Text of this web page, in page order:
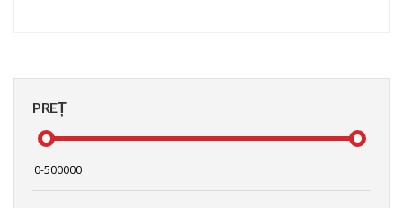
PREȚ